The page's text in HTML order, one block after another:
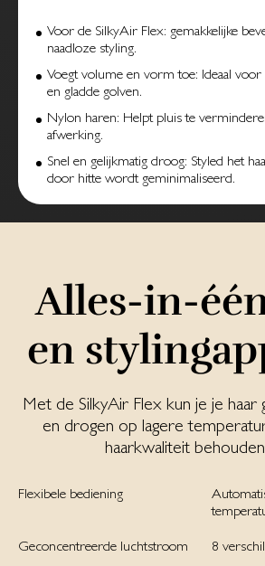
Voor de SilkyAir Flex: gemakkelijke
naadloze styling.
Voegt volume en vorm toe: Ideaal
en gladde golven.
Nylon haren: Helpt pluis te
afwerking.
Snel en gelijkmatig droog: Styled het
door hitte wordt geminimaliseerd.
Alles-in-
en
Met de SilkyAir Flex kun je je haar
en drogen op lagere
haarkwaliteit
Flexibele bediening
Geconcentreerde luchtstroom 8